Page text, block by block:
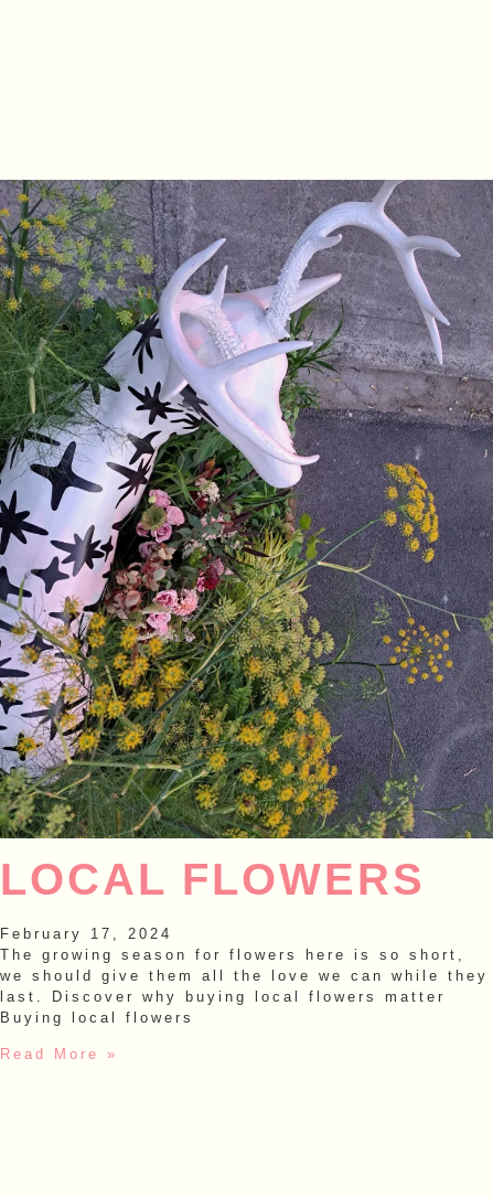
LOCAL FLOWERS
February 17, 2024
The growing season for flowers here is so short,
we should give them all the love we can while they
last. Discover why buying local flowers matter
Buying local flowers
Read More »